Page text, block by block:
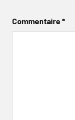
Commentaire*